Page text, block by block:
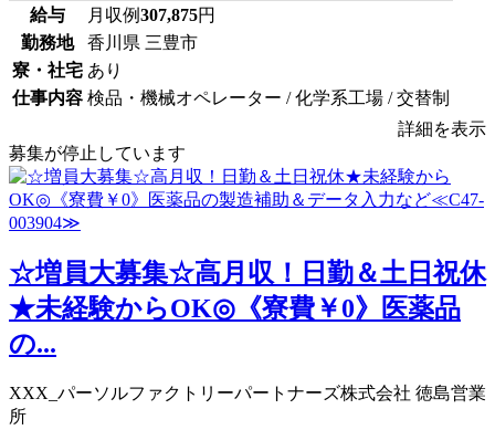
給与 月収例307,875円
勤務地
香川県 三豊市
寮・社宅 あり
仕事内容 検品・機械オペレーター / 化学系工場 / 交替制
詳細を表示
募集が停止しています
☆増員大募集☆高月収！日勤＆土日祝休
★未経験からOK◎《寮費￥0》医薬品
の...
XXX_パーソルファクトリーパートナーズ株式会社 徳島営業
所